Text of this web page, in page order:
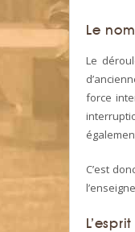
Le
Le
force
C’est